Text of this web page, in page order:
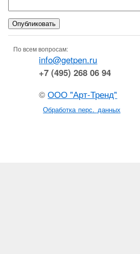
По всем вопросам:
info@getpen.ru
+7 (495) 268 06 94
©ООО "Арт-Тренд"
Обработка перс. данных